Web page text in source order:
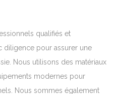
qualifiés et
diligence pour assurer une
Nous utilisons des matériaux
modernes pour
Nous sommes également